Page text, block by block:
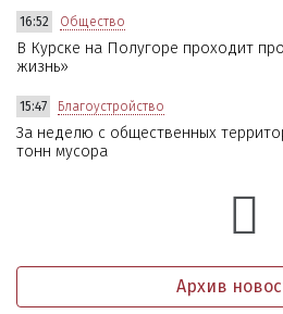
16:52 Общество
В Курске на Полугоре проходит
жизнь»
15:47 Благоустройство
За неделю с общественных
тонн мусора
Архив